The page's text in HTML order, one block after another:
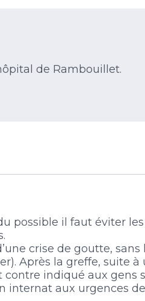
de Rambouillet.
possible il faut éviter
crise de goutte,
Après la greffe, suite
indiqué aux gens
internat aux urgences